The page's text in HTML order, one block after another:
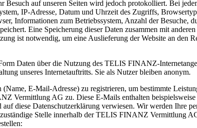
auf unseren Seiten wird jedoch protokolliert. Bei
IP-Adresse, Datum und Uhrzeit des Zugriffs,
Informationen zum Betriebssystem, Anzahl der Besuche,
Eine Speicherung dieser Daten zusammen mit
ist notwendig, um eine Auslieferung der Website an den
Daten über die Nutzung des TELIS FINANZ-
unseres Internetauftritts. Sie als Nutzer bleiben anonym.
E-Mail-Adresse) zu registrieren, um bestimmte
Vermittlung AG zu. Diese E-Mails enthalten
diese Datenschutzerklärung verwiesen. Wir werden Ihre
Stelle innerhalb der TELIS FINANZ Vermittlung